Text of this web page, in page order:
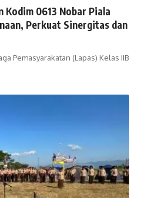
Kodim 0613 Nobar Piala
Perkuat Sinergitas dan
Pemasyarakatan (Lapas) Kelas IIB